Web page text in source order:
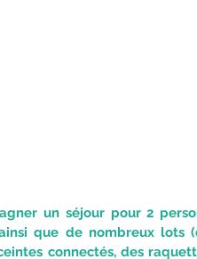
un séjour pour 2
que de nombreux lots
connectés, des